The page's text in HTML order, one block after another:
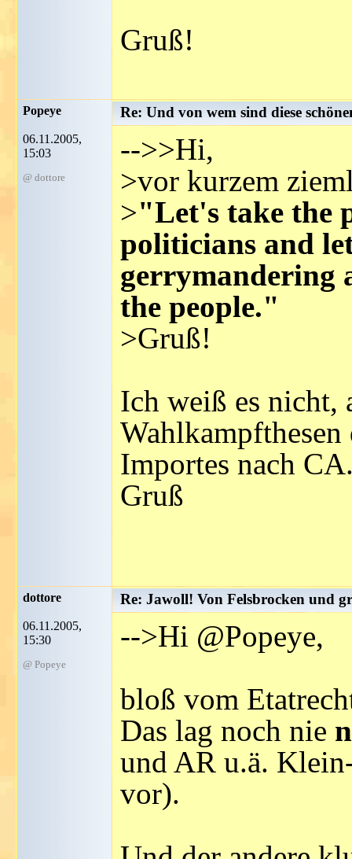
Gruß!
Popeye
06.11.2005,
15:03
@ dottore
Re: Und von wem sind diese
-->>Hi,
>vor kurzem
>"Let's take the
politicians and
gerrymandering
the people."
>Gruß!
Ich weiß es nicht,
Wahlkampfthesen
Importes nach
Gruß
dottore
06.11.2005,
15:30
@ Popeye
Re: Jawoll! Von Felsbrocken und
-->Hi @Popeye,
bloß vom
Das lag noch nie
und AR u.ä.
vor).